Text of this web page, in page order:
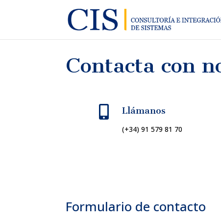
Contacta con
 Llámanos
(+34) 91 579 81 70
Formulario de contacto